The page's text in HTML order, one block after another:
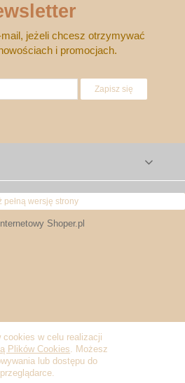
w celu realizacji
Plików Cookies. Możesz
lub dostępu do
jeżeli chcesz otrzymywać
i promocjach.
Zapisz się
pełną wersję strony
Shoper.pl